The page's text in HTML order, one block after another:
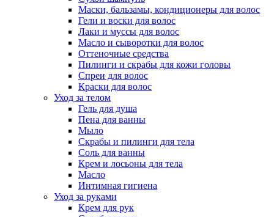
Маски, бальзамы, кондиционеры для волос
Гели и воски для волос
Лаки и муссы для волос
Масло и сыворотки для волос
Оттеночные средства
Пилинги и скрабы для кожи головы
Спреи для волос
Краски для волос
Уход за телом
Гель для душа
Пена для ванны
Мыло
Скрабы и пилинги для тела
Соль для ванны
Крем и лосьоны для тела
Масло
Интимная гигиена
Уход за руками
Крем для рук